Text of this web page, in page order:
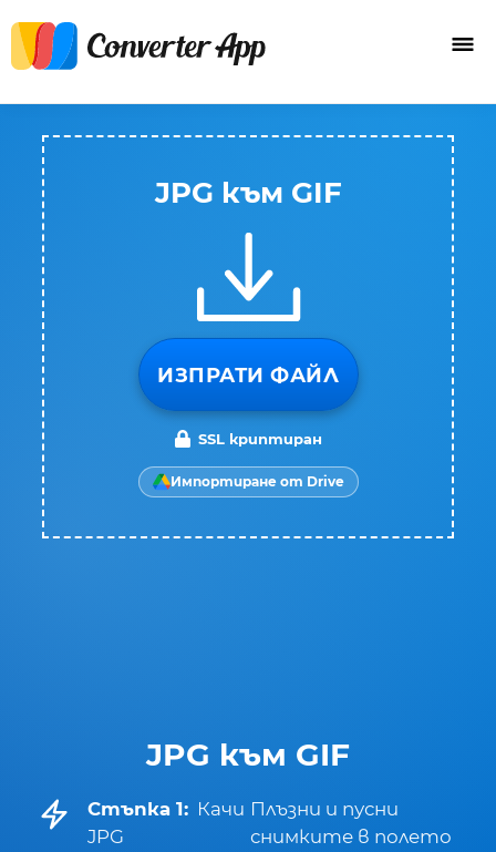
JPG към GIF
Стъпка 1: Качи
JPG
Плъзни и пусни
снимките в полето
JPG към GIF
ИЗПРАТИ ФАЙЛ
SSL криптиран
Импортиране от Drive